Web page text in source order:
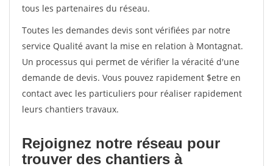
tous les partenaires du réseau.
Toutes les demandes devis sont vérifiées par notre
service Qualité avant la mise en relation à Montagnat.
Un processus qui permet de vérifier la véracité d'une
demande de devis. Vous pouvez rapidement $etre en
contact avec les particuliers pour réaliser rapidement
leurs chantiers travaux.
Rejoignez notre réseau pour
trouver des chantiers à